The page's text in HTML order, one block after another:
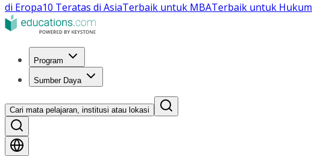
di Eropa10 Teratas di AsiaTerbaik untuk MBATerbaik untuk Hukum
Program
Sumber Daya
Cari mata pelajaran, institusi atau lokasi